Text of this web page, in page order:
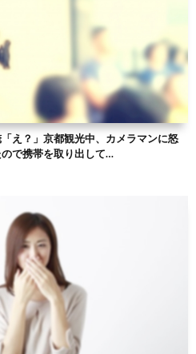
え？」京都観光中、カメラマンに怒
で携帯を取り出して…